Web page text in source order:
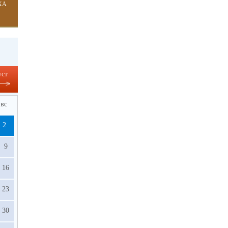
вс
2
9
16
23
30